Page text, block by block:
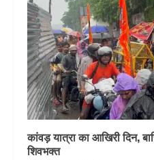
कांवड़ यात्रा का आखिरी दिन,
शिवभक्त